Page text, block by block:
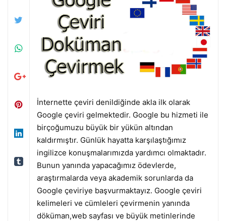
İnternette çeviri denildiğinde akla ilk olarak
Google çeviri gelmektedir. Google bu hizmeti ile
birçoğumuzu büyük bir yükün altından
kaldırmıştır. Günlük hayatta karşılaştığımız
ingilizce konuşmalarımızda yardımcı olmaktadır.
Bunun yanında yapacağımız ödevlerde,
araştırmalarda veya akademik sorunlarda da
Google çeviriye başvurmaktayız. Google çeviri
kelimeleri ve cümleleri çevirmenin yanında
döküman,web sayfası ve büyük metinlerinde